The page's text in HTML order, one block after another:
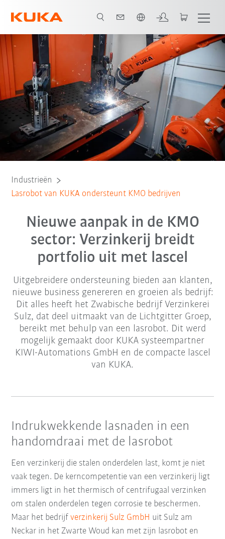
Alle systeempartners
Industrieën
Lasrobot van KUKA ondersteunt KMO bedrijven
Nieuwe aanpak in de KMO
sector: Verzinkerij breidt
portfolio uit met lascel
Uitgebreidere ondersteuning bieden aan klanten,
nieuwe business genereren en groeien als bedrijf:
Dit alles heeft het Zwabische bedrijf Verzinkerei
Sulz, dat deel uitmaakt van de Lichtgitter Groep,
bereikt met behulp van een lasrobot. Dit werd
mogelijk gemaakt door KUKA systeempartner
KIWI-Automations GmbH en de compacte lascel
van KUKA.
Indrukwekkende lasnaden in een
handomdraai met de lasrobot
Een verzinkerij die stalen onderdelen last, komt je niet
vaak tegen. De kerncompetentie van een verzinkerij ligt
immers ligt in het thermisch of centrifugaal verzinken
om stalen onderdelen tegen corrosie te beschermen.
Maar het bedrijfverzinkerij Sulz GmbH uit Sulz am
Neckar in het Zwarte Woud kan met zijn lasrobot en